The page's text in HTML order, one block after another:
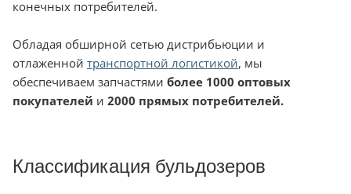
конечных потребителей.
Обладая обширной сетью дистрибьюции и
отлаженной транспортной логистикой, мы
обеспечиваем запчастями более 1000 оптовых
покупателей и 2000 прямых потребителей.
Классификация бульдозеров